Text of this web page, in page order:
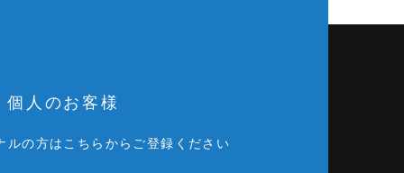
個人のお客様
ルの方はこちらからご登録ください